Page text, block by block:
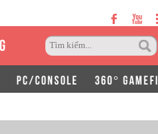
PC/CONSOLE 360° GAMEFI